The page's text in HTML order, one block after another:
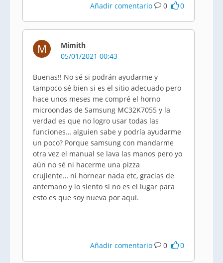
Añadir comentario 0 0
M
Mimith
05/01/2021 00:43
Buenas!! No sé si podrán ayudarme y
tampoco sé bien si es el sitio adecuado pero
hace unos meses me compré el horno
microondas de Samsung MC32K7055 y la
verdad es que no logro usar todas las
funciones… alguien sabe y podría ayudarme
un poco? Porque samsung con mandarme
otra vez el manual se lava las manos pero yo
aún no sé ni hacerme una pizza
crujiente… ni hornear nada etc, gracias de
antemano y lo siento si no es el lugar para
esto es que soy nueva por aquí.
Añadir comentario 0 0